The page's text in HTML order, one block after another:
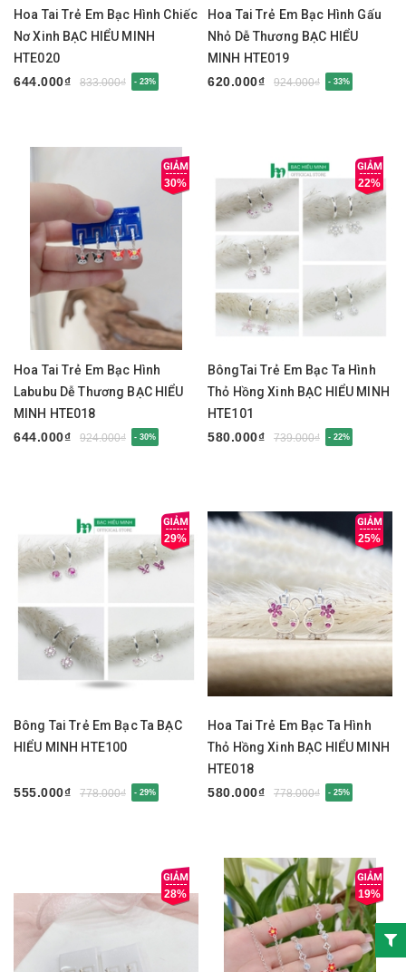
Hoa Tai Trẻ Em Bạc Hình Chiếc
Nơ Xinh BẠC HIỂU MINH
HTE020
644.000₫
833.000₫ - 23%
Hoa Tai Trẻ Em Bạc Hình Gấu
Nhỏ Dễ Thương BẠC HIỂU
MINH HTE019
620.000₫
924.000₫ - 33%
30%
Hoa Tai Trẻ Em Bạc Hình
Labubu Dễ Thương BẠC HIỂU
MINH HTE018
644.000₫
924.000₫ - 30%
22%
BôngTai Trẻ Em Bạc Ta Hình
Thỏ Hồng Xinh BẠC HIỂU MINH
HTE101
580.000₫
739.000₫ - 22%
29%
Bông Tai Trẻ Em Bạc Ta BẠC
HIỂU MINH HTE100
555.000₫ 778.000₫ - 29%
25%
Hoa Tai Trẻ Em Bạc Ta Hình
Thỏ Hồng Xinh BẠC HIỂU MINH
HTE018
580.000₫
778.000₫ - 25%
28% 19%